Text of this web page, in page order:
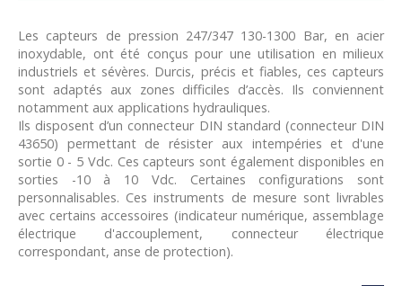
Les capteurs de pression 247/347 130-1300 Bar, en acier
inoxydable, ont été conçus pour une utilisation en milieux
industriels et sévères. Durcis, précis et fiables, ces capteurs
sont adaptés aux zones difficiles d’accès. Ils conviennent
notamment aux applications hydrauliques.
Ils disposent d’un connecteur DIN standard (connecteur DIN
43650) permettant de résister aux intempéries et d'une
sortie 0 - 5 Vdc. Ces capteurs sont également disponibles en
sorties -10 à 10 Vdc. Certaines configurations sont
personnalisables. Ces instruments de mesure sont livrables
avec certains accessoires (indicateur numérique, assemblage
électrique d'accouplement, connecteur électrique
correspondant, anse de protection).